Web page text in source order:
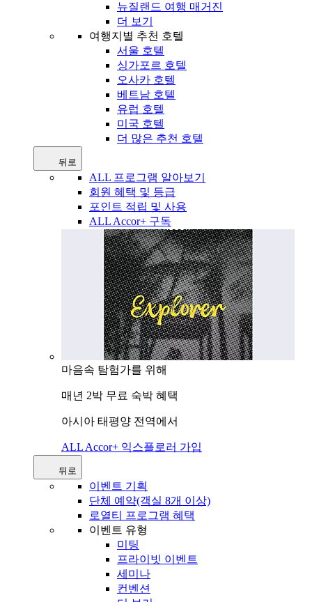
뉴질랜드 여행 매거진
더 보기
여행지별 추천 호텔
서울 호텔
싱가포르 호텔
오사카 호텔
베트남 호텔
유럽 호텔
미국 호텔
더 많은 추천 호텔
뒤로
ALL 프로그램 알아보기
회원 혜택 및 등급
포인트 적립 및 사용
ALL Accor+ 구독
마음속 탐험가를 위해
매년 2박 무료 숙박 혜택
아시아 태평양 전역에서
ALL Accor+ 익스플로러 가입
뒤로
이벤트 기획
단체 예약(객실 8개 이상)
로열티 프로그램 혜택
이벤트 유형
미팅
프라이빗 이벤트
세미나
컨벤션